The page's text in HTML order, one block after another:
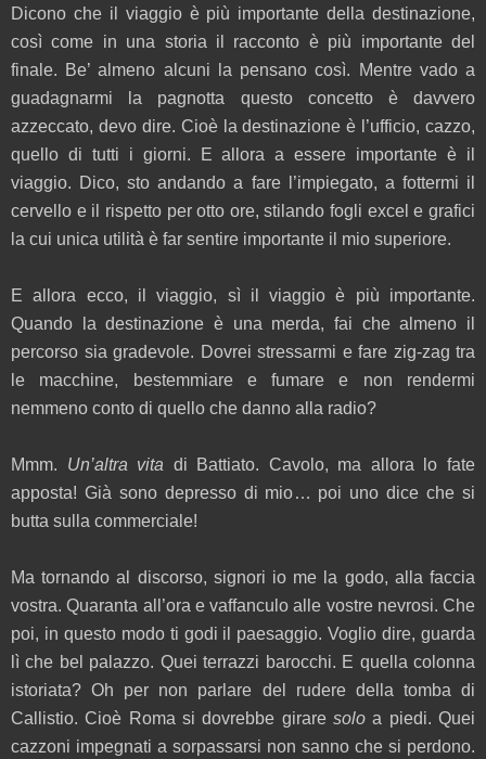
Dicono che il viaggio è più importante della destinazione,
così come in una storia il racconto è più importante del
finale. Be’ almeno alcuni la pensano così. Mentre vado a
guadagnarmi la pagnotta questo concetto è davvero
azzeccato, devo dire. Cioè la destinazione è l’ufficio, cazzo,
quello di tutti i giorni. E allora a essere importante è il
viaggio. Dico, sto andando a fare l’impiegato, a fottermi il
cervello e il rispetto per otto ore, stilando fogli excel e grafici
la cui unica utilità è far sentire importante il mio superiore.
E allora ecco, il viaggio, sì il viaggio è più importante.
Quando la destinazione è una merda, fai che almeno il
percorso sia gradevole. Dovrei stressarmi e fare zig-zag tra
le macchine, bestemmiare e fumare e non rendermi
nemmeno conto di quello che danno alla radio?
Mmm. Un’altra vita di Battiato. Cavolo, ma allora lo fate
apposta! Già sono depresso di mio… poi uno dice che si
butta sulla commerciale!
Ma tornando al discorso, signori io me la godo, alla faccia
vostra. Quaranta all’ora e vaffanculo alle vostre nevrosi. Che
poi, in questo modo ti godi il paesaggio. Voglio dire, guarda
lì che bel palazzo. Quei terrazzi barocchi. E quella colonna
istoriata? Oh per non parlare del rudere della tomba di
Callistio. Cioè Roma si dovrebbe girare solo a piedi. Quei
cazzoni impegnati a sorpassarsi non sanno che si perdono.